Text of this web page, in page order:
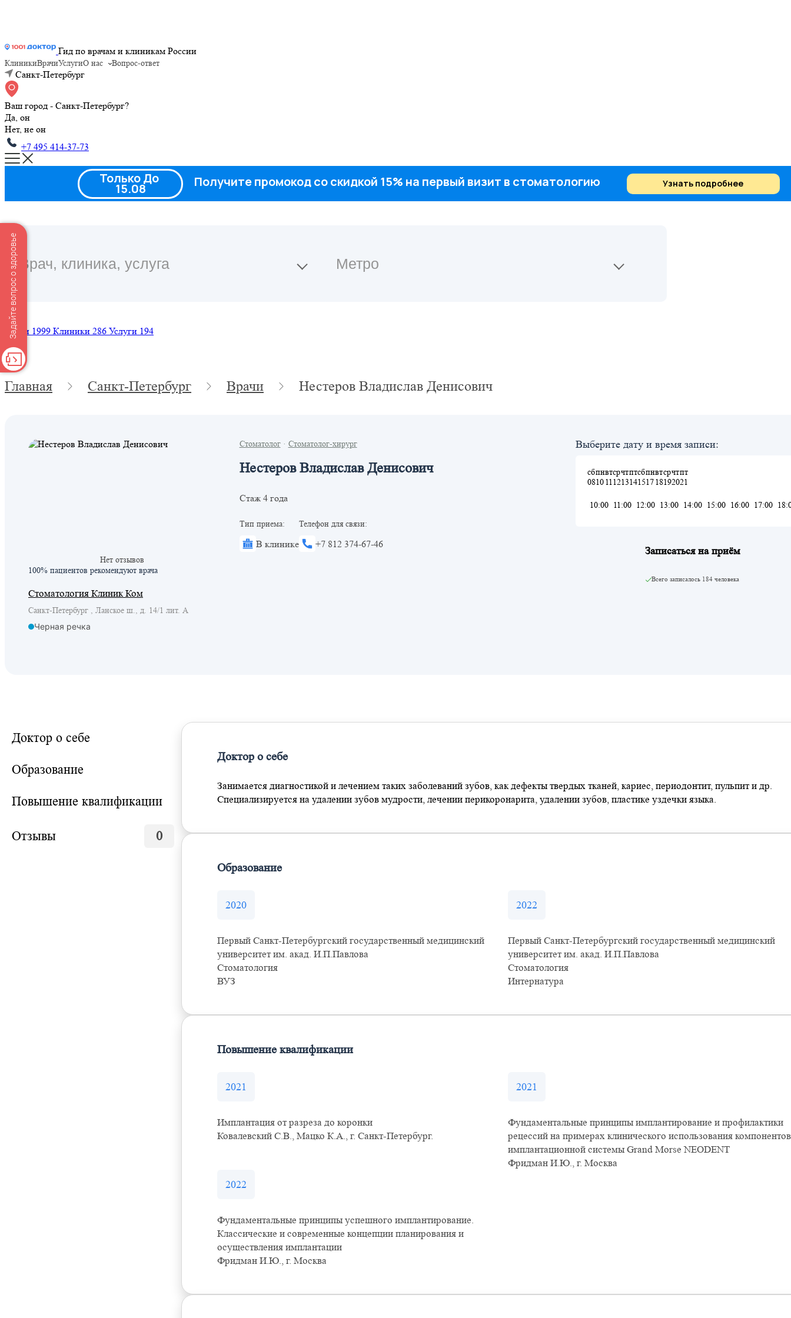
Гид по врачам и клиникам России
КлиникиВрачиУслугиО нас Вопрос-ответ
Санкт-Петербург
Ваш город - Санкт-Петербург?
Да, он
Нет, не он
+7 495 414-37-73
Врачи 1999 Клиники 286 Услуги 194
Главная Санкт-Петербург Врачи Нестеров Владислав Денисович
Нет отзывов
100% пациентов рекомендуют врача
Стоматология Клиник Ком
Санкт-Петербург , Ланское ш., д. 14/1 лит. А
Черная речка
Стоматолог· Стоматолог-хирург
Нестеров Владислав Денисович
Стаж 4 года
Тип приема:
В клинике
Телефон для связи:
+7 812 374-67-46
Выберите дату и время записи:
сб
08
пн
10
вт
11
ср
12
чт
13
пт
14
сб
15
пн
17
вт
18
ср
19
чт
20
пт
21
10:00 11:00 12:00 13:00 14:00 15:00 16:00 17:00
Записаться на приём
Всего записалось 184 человека
Доктор о себе
Образование
Повышение квалификации
Отзывы 0
Доктор о себе
Занимается диагностикой и лечением таких заболеваний зубов, как дефекты твердых тканей, кариес, периодонтит, пульпит и др.
Специализируется на удалении зубов мудрости, лечении перикоронарита, удалении зубов, пластике уздечки языка.
Образование
2020
Первый Санкт-Петербургский государственный медицинский
университет им. акад. И.П.Павлова
Стоматология
ВУЗ
2022
Первый Санкт-Петербургский государственный медицинский
университет им. акад. И.П.Павлова
Стоматология
Интернатура
Повышение квалификации
2021
Имплантация от разреза до коронки
Ковалевский С.В., Мацко К.A., г. Санкт-Петербург.
2021
Фундаментальные принципы имплантирование и профилактики
рецессий на примерах клинического использования компонентов
имплантационной системы Grand Morse NEODENT
Фридман И.Ю., г. Москва
2022
Фундаментальные принципы успешного имплантирование.
Классические и современные концепции планирования и
осуществления имплантации
Фридман И.Ю., г. Москва
Только До
15.08 Получите промокод со скидкой 15% на первый визит в стоматологию Узнать подробнее
Задайте вопрос о здоровье